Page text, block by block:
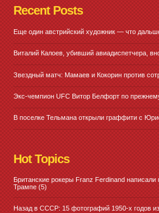
Recent Posts
Еще один австрийский художник — что
Виталий Калоев, убивший авиадиспетчера,
Звездный матч: Мамаев и Кокорин против
Экс-чемпион UFC Витор Белфорт по
В поселке Тельмана открыли граффити с
Hot Topics
Британские рокеры Franz Ferdinand
Трампе (5)
Назад в СССР: 15 фотографий 1950-х годов